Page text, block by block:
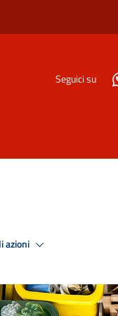
Seguici su
azioni